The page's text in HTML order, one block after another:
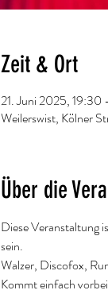
Zeit & Ort
21. Juni 2025,
Weilerswist, Kölner
Über die
Diese Veranstaltung
sein.
Walzer, Discofox,
Kommt einfach